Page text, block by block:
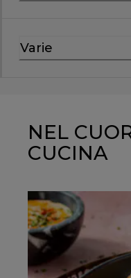
Varie
NEL
CUCINA